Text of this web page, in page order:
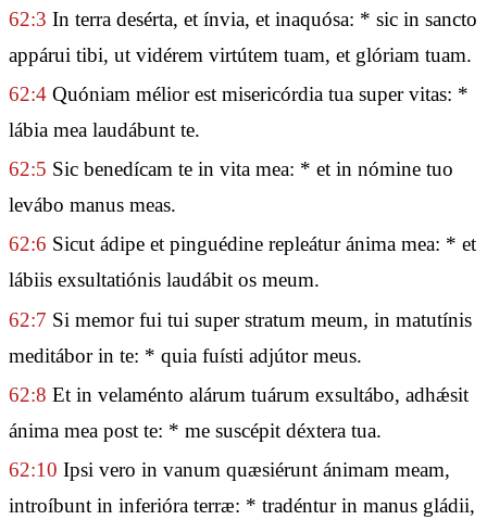
62:3 In terra desérta, et ínvia, et inaquósa: * sic in sancto
appárui tibi, ut vidérem virtútem tuam, et glóriam tuam.
62:4 Quóniam mélior est misericórdia tua super vitas: *
lábia mea laudábunt te.
62:5 Sic benedícam te in vita mea: * et in nómine tuo
levábo manus meas.
62:6 Sicut ádipe et pinguédine repleátur ánima mea: * et
lábiis exsultatiónis laudábit os meum.
62:7 Si memor fui tui super stratum meum, in matutínis
meditábor in te: * quia fuísti adjútor meus.
62:8 Et in velaménto alárum tuárum exsultábo, adhǽsit
ánima mea post te: * me suscépit déxtera tua.
62:10 Ipsi vero in vanum quæsiérunt ánimam meam,
introíbunt in inferióra terræ: * tradéntur in manus gládii,